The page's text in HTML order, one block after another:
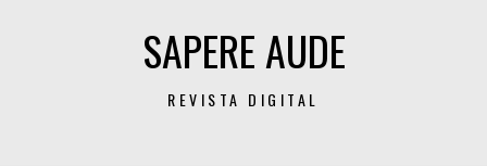
SAPERE AUDE
REVISTA DIGITAL